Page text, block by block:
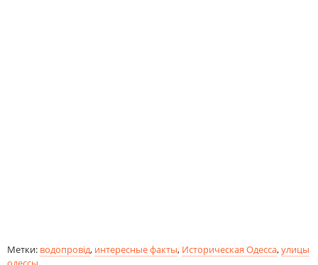
Метки: водопровід, интересные факты, Историческая Одесса,улицы